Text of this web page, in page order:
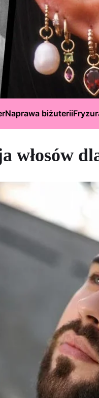
Naprawa biżuterii
włosów